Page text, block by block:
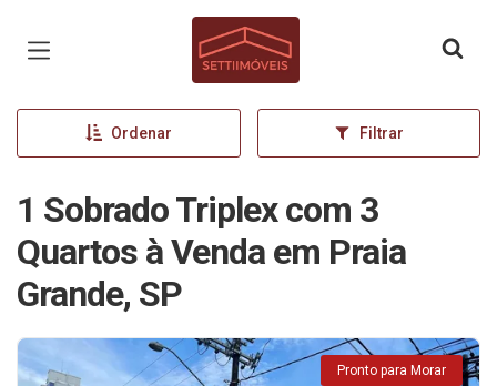
Página inicial
Ordenar Filtrar
1 Sobrado Triplex com 3
Quartos à Venda em Praia
Grande, SP
Pronto para Morar